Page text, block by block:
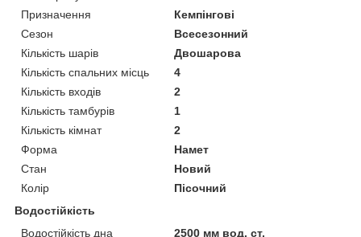
Призначення
Кемпінгові
Сезон
Всесезонний
Кількість шарів
Двошарова
Кількість спальних місць
4
Кількість входів
2
Кількість тамбурів
1
Кількість кімнат
2
Форма
Намет
Стан
Новий
Колір
Пісочний
Водостійкість
Водостійкість дна
2500 мм вод. ст.